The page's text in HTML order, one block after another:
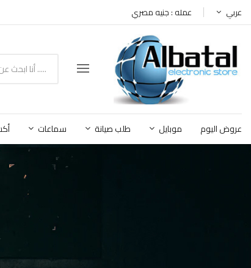
عربي عمله : جنيه مصري
عروض اليوم موبايل طلب صيانة سماعات